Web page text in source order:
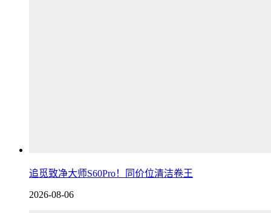
追觅致净大师S60Pro！同价位清洁卷王
2026-08-06